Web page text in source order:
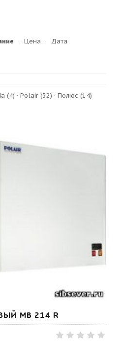
· Цена ·
Дата
(4) · Polair (32) · Полюс (14)
MB 214 R